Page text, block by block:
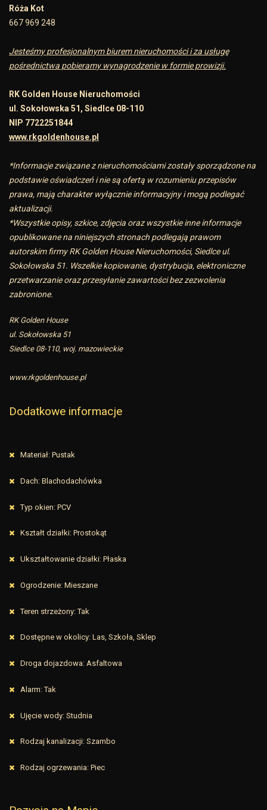
Róża Kot
667 969 248
Jesteśmy profesjonalnym biurem nieruchomości i za usługę
pośrednictwa pobieramy wynagrodzenie w formie prowizji.
RK Golden House Nieruchomości
ul. Sokołowska 51, Siedlce 08-110
NIP 7722251844
www.rkgoldenhouse.pl
*Informacje związane z nieruchomościami zostały sporządzone na
podstawie oświadczeń i nie są ofertą w rozumieniu przepisów
prawa, mają charakter wyłącznie informacyjny i mogą podlegać
aktualizacji.
*Wszystkie opisy, szkice, zdjęcia oraz wszystkie inne informacje
opublikowane na niniejszych stronach podlegają prawom
autorskim firmy RK Golden House Nieruchomości, Siedlce ul.
Sokołowska 51. Wszelkie kopiowanie, dystrybucja, elektroniczne
przetwarzanie oraz przesyłanie zawartości bez zezwolenia
zabronione.
RK Golden House
ul. Sokołowska 51
Siedlce 08-110, woj. mazowieckie
www.rkgoldenhouse.pl
Dodatkowe informacje
Materiał: Pustak
Dach: Blachodachówka
Typ okien: PCV
Kształt działki: Prostokąt
Ukształtowanie działki: Płaska
Ogrodzenie: Mieszane
Teren strzeżony: Tak
Dostępne w okolicy: Las, Szkoła, Sklep
Droga dojazdowa: Asfaltowa
Alarm: Tak
Ujęcie wody: Studnia
Rodzaj kanalizacji: Szambo
Rodzaj ogrzewania: Piec